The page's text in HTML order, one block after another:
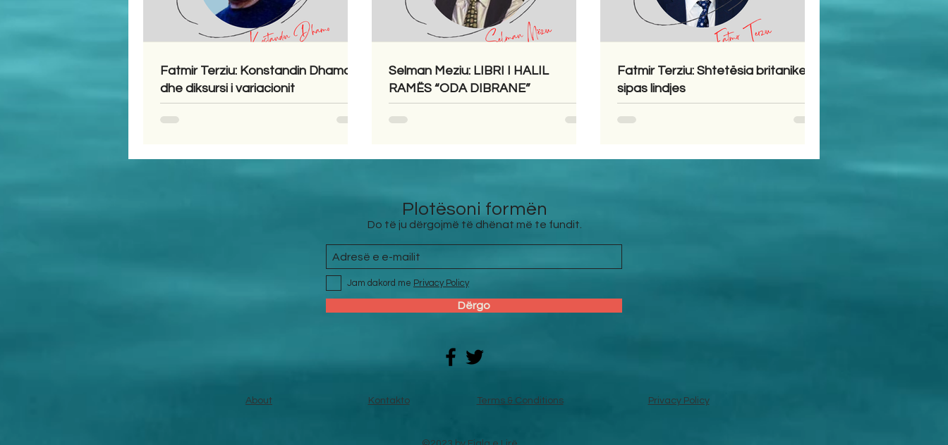
Fatmir Terziu: Konstandin Dhamo
dhe diksursi i variacionit
Selman Meziu: LIBRI I HALIL
RAMËS “ODA DIBRANE”
Fatmir Terziu: Shtetësia britanike
sipas lindjes
Plotësoni formën
Do të ju dërgojmë të dhënat më te fundit.
Jam dakord me Privacy Policy
Dërgo
About Kontakto Terms & Conditions Privacy Policy